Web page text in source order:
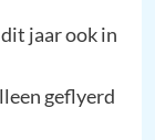
jaar ook in
geflyerd